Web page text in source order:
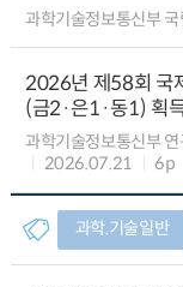
과학기술정보통신부
2026년 제58회 국
(금2·은1·동1) 획
과학기술정보통신부
2026.07.21
6p
과학.기술일반